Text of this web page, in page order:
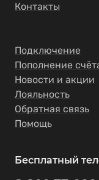
Контакты
Подключение
Пополнение
Новости и акции
Лояльность
Обратная связь
Помощь
Бесплатный